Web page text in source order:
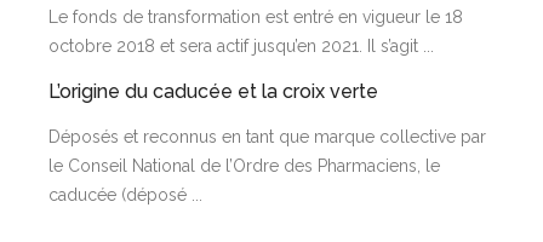
Le fonds de transformation est entré en vigueur le 18
octobre 2018 et sera actif jusqu’en 2021. Il s’agit ...
L’origine du caducée et la croix verte
Déposés et reconnus en tant que marque collective par
le Conseil National de l’Ordre des Pharmaciens, le
caducée (déposé ...